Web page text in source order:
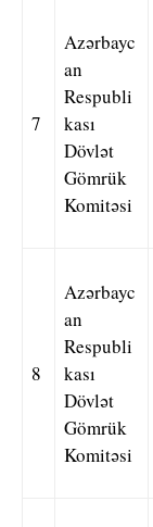
7
Azərbayc
an
Respubli
kası
Dövlət
Gömrük
Komitəsi
8
Azərbayc
an
Respubli
kası
Dövlət
Gömrük
Komitəsi